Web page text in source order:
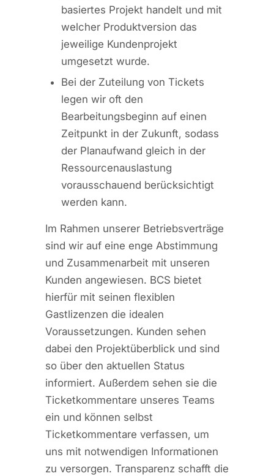
basiertes Projekt handelt und mit
welcher Produktversion das
jeweilige Kundenprojekt
umgesetzt wurde.
Bei der Zuteilung von Tickets
legen wir oft den
Bearbeitungsbeginn auf einen
Zeitpunkt in der Zukunft, sodass
der Planaufwand gleich in der
Ressourcenauslastung
vorausschauend berücksichtigt
werden kann.
Im Rahmen unserer Betriebsverträge
sind wir auf eine enge Abstimmung
und Zusammenarbeit mit unseren
Kunden angewiesen. BCS bietet
hierfür mit seinen flexiblen
Gastlizenzen die idealen
Voraussetzungen. Kunden sehen
dabei den Projektüberblick und sind
so über den aktuellen Status
informiert. Außerdem sehen sie die
Ticketkommentare unseres Teams
ein und können selbst
Ticketkommentare verfassen, um
uns mit notwendigen Informationen
zu versorgen. Transparenz schafft die